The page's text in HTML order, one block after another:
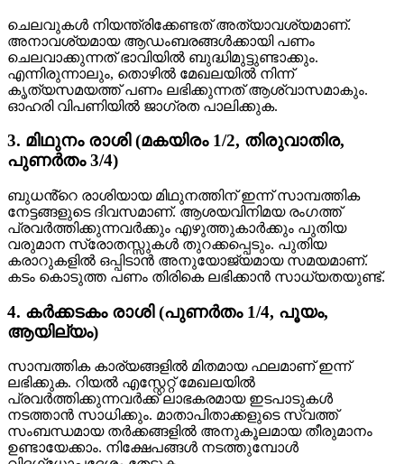
ചെലവുകൾ നിയന്ത്രിക്കേണ്ടത് അത്യാവശ്യമാണ്.
അനാവശ്യമായ ആഡംബരങ്ങൾക്കായി പണം
ചെലവാക്കുന്നത് ഭാവിയിൽ ബുദ്ധിമുട്ടുണ്ടാക്കും.
എന്നിരുന്നാലും, തൊഴിൽ മേഖലയിൽ നിന്ന്
കൃത്യസമയത്ത് പണം ലഭിക്കുന്നത് ആശ്വാസമാകും.
ഓഹരി വിപണിയിൽ ജാഗ്രത പാലിക്കുക.
3. മിഥുനം രാശി (മകയിരം 1/2, തിരുവാതിര,
പുണർതം 3/4)
ബുധൻ്റെ രാശിയായ മിഥുനത്തിന് ഇന്ന് സാമ്പത്തിക
നേട്ടങ്ങളുടെ ദിവസമാണ്. ആശയവിനിമയ രംഗത്ത്
പ്രവർത്തിക്കുന്നവർക്കും എഴുത്തുകാർക്കും പുതിയ
വരുമാന സ്രോതസ്സുകൾ തുറക്കപ്പെടും. പുതിയ
കരാറുകളിൽ ഒപ്പിടാൻ അനുയോജ്യമായ സമയമാണ്.
കടം കൊടുത്ത പണം തിരികെ ലഭിക്കാൻ സാധ്യതയുണ്ട്.
4. കർക്കടകം രാശി (പുണർതം 1/4, പൂയം,
ആയില്യം)
സാമ്പത്തിക കാര്യങ്ങളിൽ മിതമായ ഫലമാണ് ഇന്ന്
ലഭിക്കുക. റിയൽ എസ്റ്റേറ്റ് മേഖലയിൽ
പ്രവർത്തിക്കുന്നവർക്ക് ലാഭകരമായ ഇടപാടുകൾ
നടത്താൻ സാധിക്കും. മാതാപിതാക്കളുടെ സ്വത്ത്
സംബന്ധമായ തർക്കങ്ങളിൽ അനുകൂലമായ തീരുമാനം
ഉണ്ടായേക്കാം. നിക്ഷേപങ്ങൾ നടത്തുമ്പോൾ